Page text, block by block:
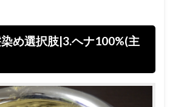
め選択肢|3.ヘナ100%(主